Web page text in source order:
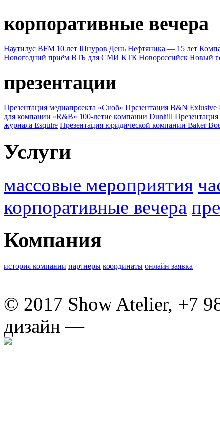
корпоративные вечера
Наутилус BFM 10 лет Шнуров День Нефтяника — 15 лет
Новогодний приём ВТБ для СМИ КТК Новороссийск Новый
презентации
Презентация медиапроекта «Сноб» Презентация B&N Exlusive
для компании «R&B» 100-летие компании Dunhill
журнала Esquire Презентация юридической компании Baker
Услуги
массовые мероприятия
корпоративные вечера
Компания
история компании партнеры координаты онлайн заявка
© 2017 Show Atelier, +7
дизайн —